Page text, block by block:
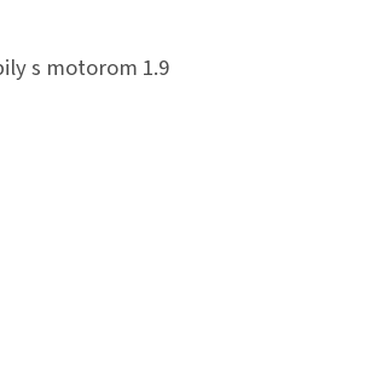
s motorom 1.9